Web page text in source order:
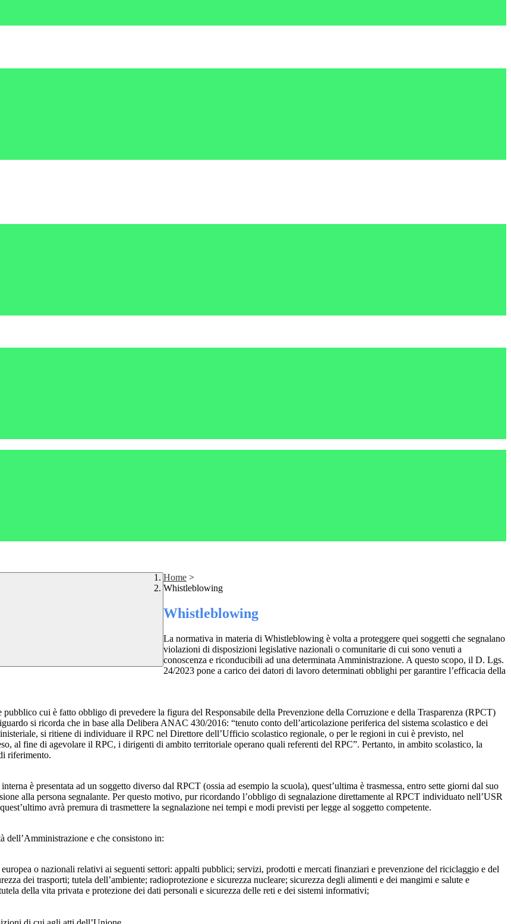
Home >
Whistleblowing
Whistleblowing
La normativa in materia di Whistleblowing è volta a proteggere quei soggetti che segnalano
violazioni di disposizioni legislative nazionali o comunitarie di cui sono venuti a
conoscenza e riconducibili ad una determinata Amministrazione. A questo scopo, il D. Lgs.
24/2023 pone a carico dei datori di lavoro determinati obblighi per garantire l’efficacia della
cui è fatto obbligo di prevedere la figura del Responsabile della Prevenzione della Corruzione e della Trasparenza (RPCT)
si ricorda che in base alla Delibera ANAC 430/2016: “tenuto conto dell’articolazione periferica del sistema scolastico e dei
si ritiene di individuare il RPC nel Direttore dell’Ufficio scolastico regionale, o per le regioni in cui è previsto, nel
al fine di agevolare il RPC, i dirigenti di ambito territoriale operano quali referenti del RPC”. Pertanto, in ambito scolastico, la
riferimento.
è presentata ad un soggetto diverso dal RPCT (ossia ad esempio la scuola), quest’ultima è trasmessa, entro sette giorni dal suo
alla persona segnalante. Per questo motivo, pur ricordando l’obbligo di segnalazione direttamente al RPCT individuato nell’USR
avrà premura di trasmettere la segnalazione nei tempi e modi previsti per legge al soggetto competente.
dell’Amministrazione e che consistono in:
o nazionali relativi ai seguenti settori: appalti pubblici; servizi, prodotti e mercati finanziari e prevenzione del riciclaggio e del
dei trasporti; tutela dell’ambiente; radioprotezione e sicurezza nucleare; sicurezza degli alimenti e dei mangimi e salute e
della vita privata e protezione dei dati personali e sicurezza delle reti e dei sistemi informativi;